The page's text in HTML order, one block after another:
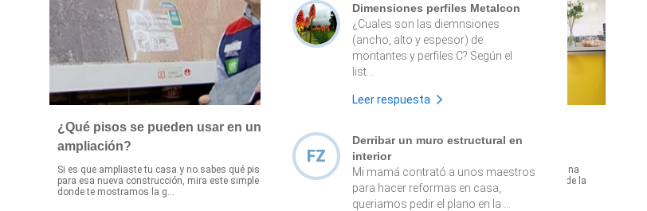
Dimensiones perfiles Metalcon
¿Cuales son las diemnsiones
(ancho, alto y espesor) de
montantes y perfiles C? Según el
list...
Leer respuesta
FZ
Derribar un muro estructural en
interior
Mi mamá contrató a unos maestros
para hacer reformas en casa,
queriamos pedir el plano en la ...
¿Qué pisos se pueden usar en una
ampliación?
Si es que ampliaste tu casa y no sabes qué piso elegir
para esa nueva construcción, mira este simple video en
donde te mostramos la g...
cocina? (Parte 2)
Seguimos con esta faena que busca aprovechar una
antigua pieza de servicio integrándola al espacio de la
cocina. Después de hacer la ...